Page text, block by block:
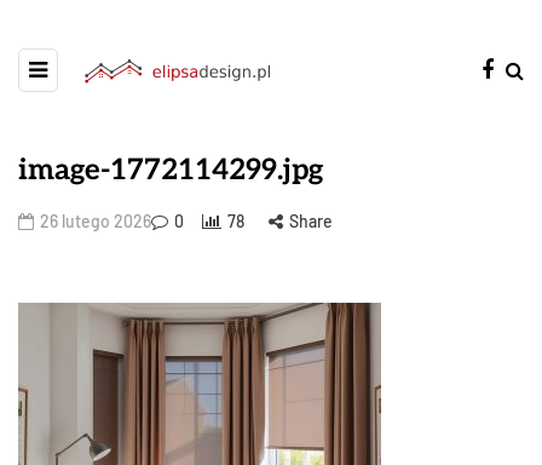
image-1772114299.jpg
26 lutego 2026 0 78 Share